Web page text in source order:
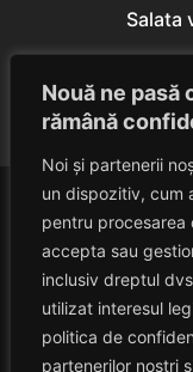
Nouă ne pasă
rămână
Noi și partenerii
un dispozitiv, cum
pentru procesarea
accepta sau
inclusiv dreptul
utilizat interesul
politica de
partenerilor noștri
Salata